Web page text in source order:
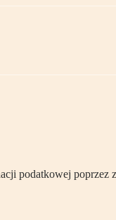
podatkowej poprzez